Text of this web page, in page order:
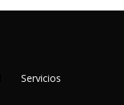
Servicios